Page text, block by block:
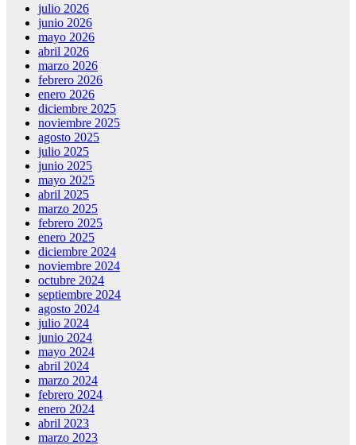
julio 2026
junio 2026
mayo 2026
abril 2026
marzo 2026
febrero 2026
enero 2026
diciembre 2025
noviembre 2025
agosto 2025
julio 2025
junio 2025
mayo 2025
abril 2025
marzo 2025
febrero 2025
enero 2025
diciembre 2024
noviembre 2024
octubre 2024
septiembre 2024
agosto 2024
julio 2024
junio 2024
mayo 2024
abril 2024
marzo 2024
febrero 2024
enero 2024
abril 2023
marzo 2023